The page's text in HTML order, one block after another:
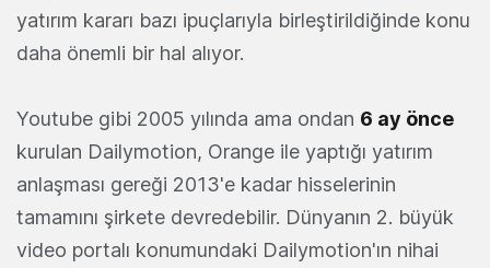
yatırım kararı bazı ipuçlarıyla birleştirildiğinde konu
daha önemli bir hal alıyor.
Youtube gibi 2005 yılında ama ondan 6 ay önce
kurulan Dailymotion, Orange ile yaptığı yatırım
anlaşması gereği 2013'e kadar hisselerinin
tamamını şirkete devredebilir. Dünyanın 2. büyük
video portalı konumundaki Dailymotion'ın nihai